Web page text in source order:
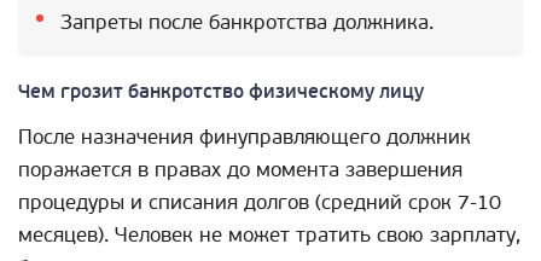
Запреты после банкротства должника.
Чем грозит банкротство физическому лицу
После назначения финуправляющего должник
поражается в правах до момента завершения
процедуры и списания долгов (средний срок 7-10
месяцев). Человек не может тратить свою зарплату,